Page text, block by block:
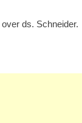
over ds. Schneider.